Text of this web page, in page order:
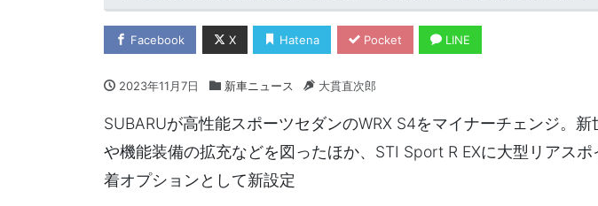
Facebook X Hatena Pocket LINE
2023年11月7日 新車ニュース 大貫直次郎
SUBARUが高性能スポーツセダンのWRX S4をマイナーチェンジ。
や機能装備の拡充などを図ったほか、STI Sport R EXに大型リアス
着オプションとして新設定